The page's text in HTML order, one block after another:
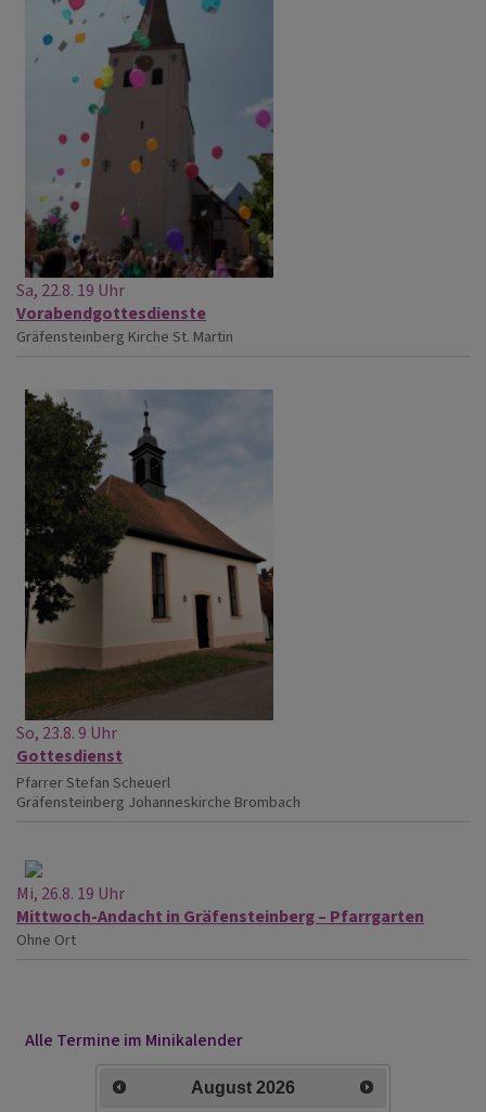
Sa, 22.8. 19 Uhr
Vorabendgottesdienste
Gräfensteinberg Kirche St. Martin
So, 23.8. 9 Uhr
Gottesdienst
Pfarrer Stefan Scheuerl
Gräfensteinberg Johanneskirche Brombach
Mi, 26.8. 19 Uhr
Mittwoch-Andacht in Gräfensteinberg – Pfarrgarten
Ohne Ort
Alle Termine im Minikalender
August 2026